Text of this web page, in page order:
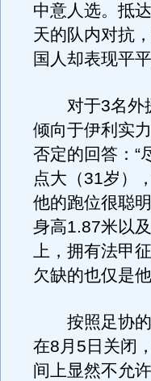
中意人选。抵
天的队内对抗
国人却表现平平
对于3名外援
倾向于伊利实
否定的回答：“
点大（31岁）
他的跑位很聪
身高1.87米以
上，拥有法甲
欠缺的也仅是
按照足协的
在8月5日关闭
间上显然不允